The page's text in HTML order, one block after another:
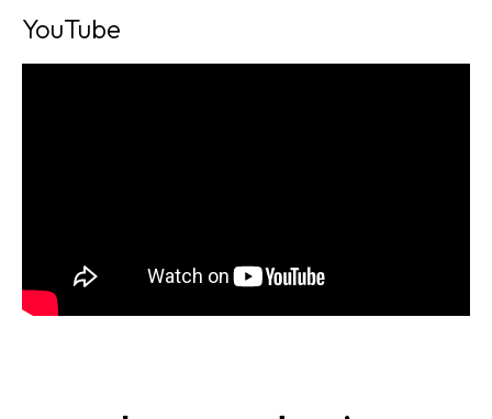
YouTube